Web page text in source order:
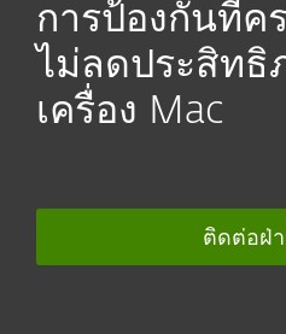
การป้องกันที่ค
ไม่ลดประสิทธิ
เครื่อง Mac
ติดต่อฝ่